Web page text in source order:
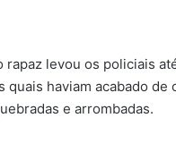
levou os policiais
quais haviam acabado
e arrombadas.